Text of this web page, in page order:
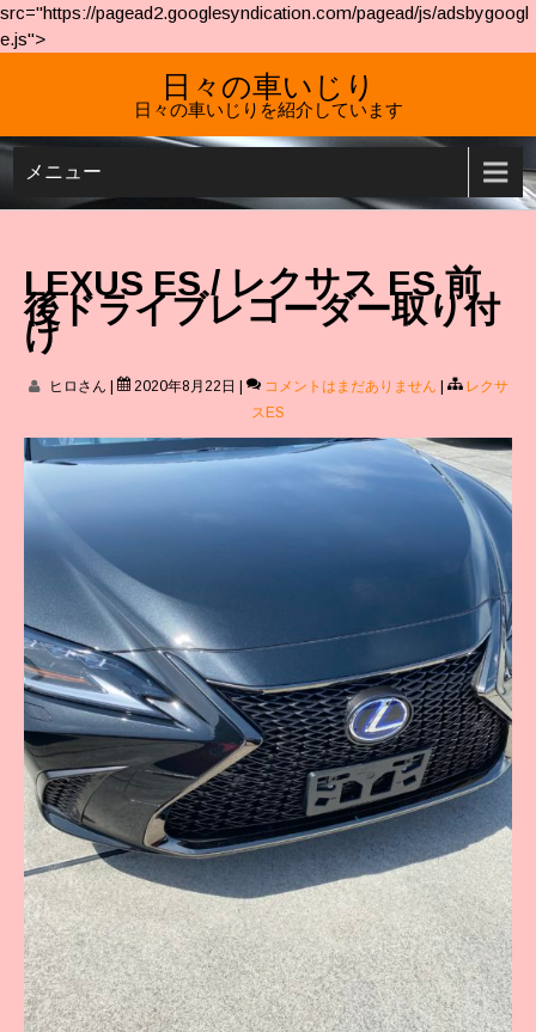
src="https://pagead2.googlesyndication.com/pagead/js/adsbygoogl
e.js">
日々の車いじり
日々の車いじりを紹介しています
メニュー
LEXUS ES / レクサス ES 前
後ドライブレコーダー取り付
け
ヒロさん 2020年8月22日 コメントはまだありません
レクサ
スES